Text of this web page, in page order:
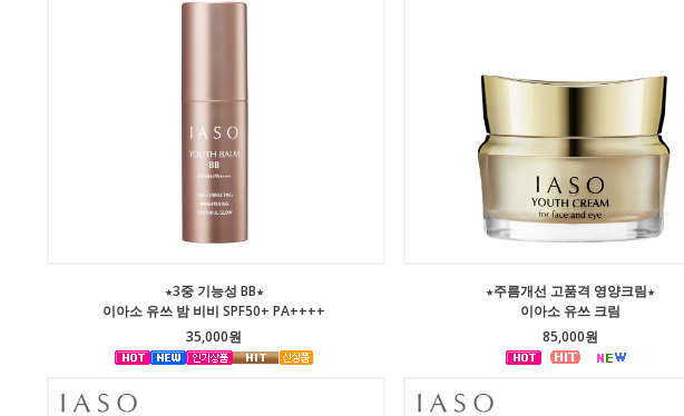
★3중 기능성 BB★
이아소 유쓰 밤 비비 SPF50+ PA++++
35,000원
★주름개선 고품격 영양크림★
이아소 유쓰 크림
85,000원